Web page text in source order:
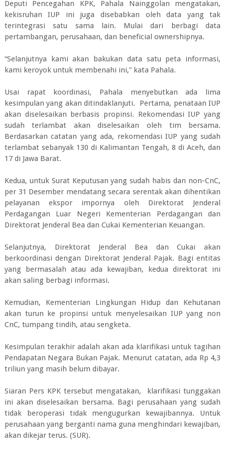
Deputi Pencegahan KPK, Pahala Nainggolan mengatakan,
kekisruhan IUP ini juga disebabkan oleh data yang tak
terintegrasi satu sama lain. Mulai dari berbagi data
pertambangan, perusahaan, dan beneficial ownershipnya.
“Selanjutnya kami akan bakukan data satu peta informasi,
kami keroyok untuk membenahi ini,” kata Pahala.
Usai rapat koordinasi, Pahala menyebutkan ada lima
kesimpulan yang akan ditindaklanjuti. Pertama, penataan IUP
akan diselesaikan berbasis propinsi. Rekomendasi IUP yang
sudah terlambat akan diselesaikan oleh tim bersama.
Berdasarkan catatan yang ada, rekomendasi IUP yang sudah
terlambat sebanyak 130 di Kalimantan Tengah, 8 di Aceh, dan
17 di Jawa Barat.
Kedua, untuk Surat Keputusan yang sudah habis dan non-CnC,
per 31 Desember mendatang secara serentak akan dihentikan
pelayanan ekspor impornya oleh Direktorat Jenderal
Perdagangan Luar Negeri Kementerian Perdagangan dan
Direktorat Jenderal Bea dan Cukai Kementerian Keuangan.
Selanjutnya, Direktorat Jenderal Bea dan Cukai akan
berkoordinasi dengan Direktorat Jenderal Pajak. Bagi entitas
yang bermasalah atau ada kewajiban, kedua direktorat ini
akan saling berbagi informasi.
Kemudian, Kementerian Lingkungan Hidup dan Kehutanan
akan turun ke propinsi untuk menyelesaikan IUP yang non
CnC, tumpang tindih, atau sengketa.
Kesimpulan terakhir adalah akan ada klarifikasi untuk tagihan
Pendapatan Negara Bukan Pajak. Menurut catatan, ada Rp 4,3
triliun yang masih belum dibayar.
Siaran Pers KPK tersebut mengatakan, klarifikasi tunggakan
ini akan diselesaikan bersama. Bagi perusahaan yang sudah
tidak beroperasi tidak mengugurkan kewajibannya. Untuk
perusahaan yang berganti nama guna menghindari kewajiban,
akan dikejar terus. (SUR).